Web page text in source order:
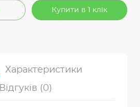
Купити в 1 клік
Характеристики
Відгуків (0)